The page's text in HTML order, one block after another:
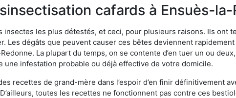
cafards à Ensuès-
insectes les plus détestés, et ceci, pour plusieurs raisons. Ils ont
Les dégâts que peuvent causer ces bêtes deviennent
La plupart du temps, on se contente d’en tuer un ou
une infestation probable ou déjà effective de votre domicile.
recettes de grand-mère dans l’espoir d’en finir définitivement
toutes les recettes ne fonctionnent pas contre ces